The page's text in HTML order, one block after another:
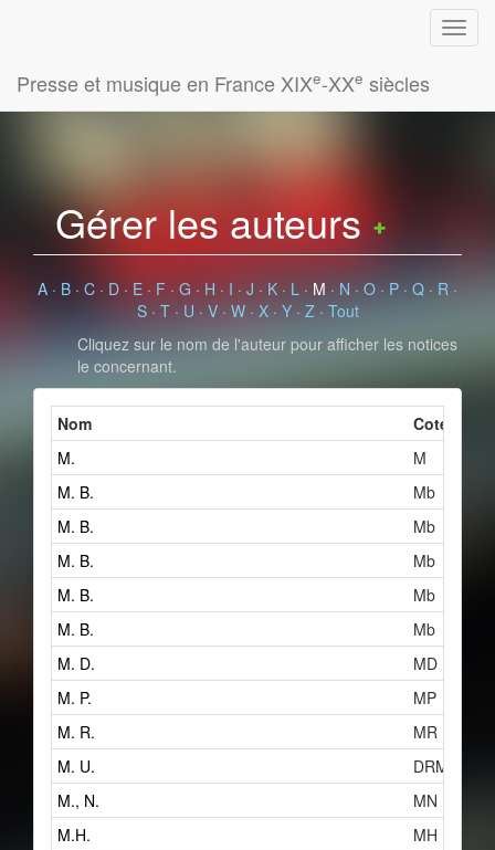
Presse et musique en France XIXe-XXe siècles
Gérer les auteurs
A · B · C · D · E · F · G · H · I · J · K · L · M · N · O · P · Q · R ·
S· T· U · V· W· X· Y· Z· Tout
Cliquez sur le nom de l'auteur pour afficher les notices
le concernant.
Nom Cote
M.
M
M. B.
Mb
M. B.
Mb
M. B.
Mb
M. B.
Mb
M. B.
Mb
M. D.
MD
M. P.
MP
M. R.
MR
M. U.
DRM
M., N.
MN
M.H.
MH